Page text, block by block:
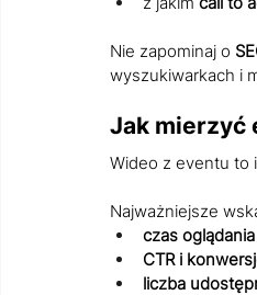
Nie zapominaj o
wyszukiwarkach i
Jak mierzyć
Wideo z eventu to
Najważniejsze
czas
CTR i
liczba